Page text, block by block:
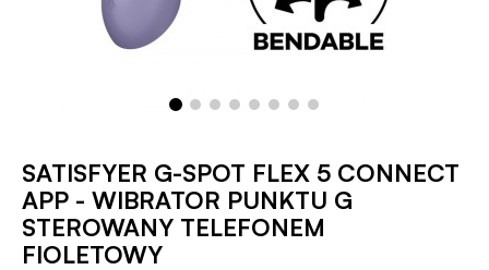
SATISFYER G-SPOT FLEX 5 CONNECT
APP - WIBRATOR PUNKTU G
STEROWANY TELEFONEM
FIOLETOWY